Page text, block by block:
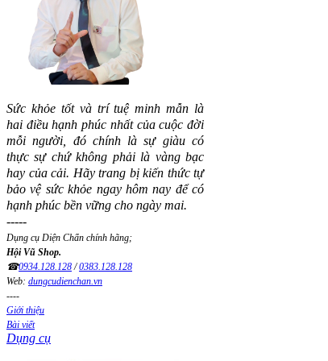
Sức khỏe tốt và trí tuệ minh mẫn là
hai điều hạnh phúc nhất của cuộc đời
mỗi người, đó chính là sự giàu có
thực sự chứ không phải là vàng bạc
hay của cải. Hãy trang bị kiến thức tự
bảo vệ sức khỏe ngay hôm nay để có
hạnh phúc bền vững cho ngày mai.
-----
Dụng cụ Diện Chẩn chính hãng;
Hội Vũ Shop.
☎0934.128.128/0383.128.128
Web: dungcudienchan.vn
----
Giới thiệu
Bài viết
Dụng cụ